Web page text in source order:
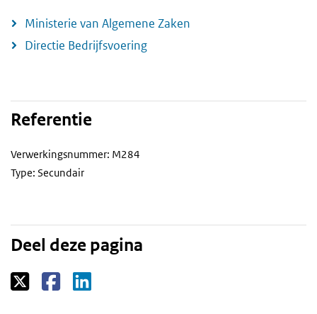
Ministerie van Algemene Zaken
Directie Bedrijfsvoering
Referentie
Verwerkingsnummer: M284
Type: Secundair
Deel deze pagina